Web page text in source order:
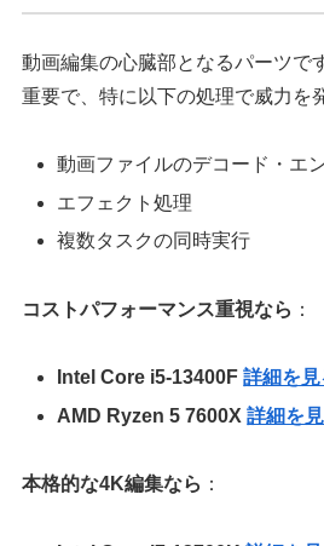
動画編集の心臓部となるパーツで
重要で、特に以下の処理で威力を
動画ファイルのデコード・エ
エフェクト処理
複数タスクの同時実行
コストパフォーマンス重視なら ：
Intel Core i5-13400F 詳細を見
AMD Ryzen 5 7600X 詳細を
本格的な4K編集なら ：